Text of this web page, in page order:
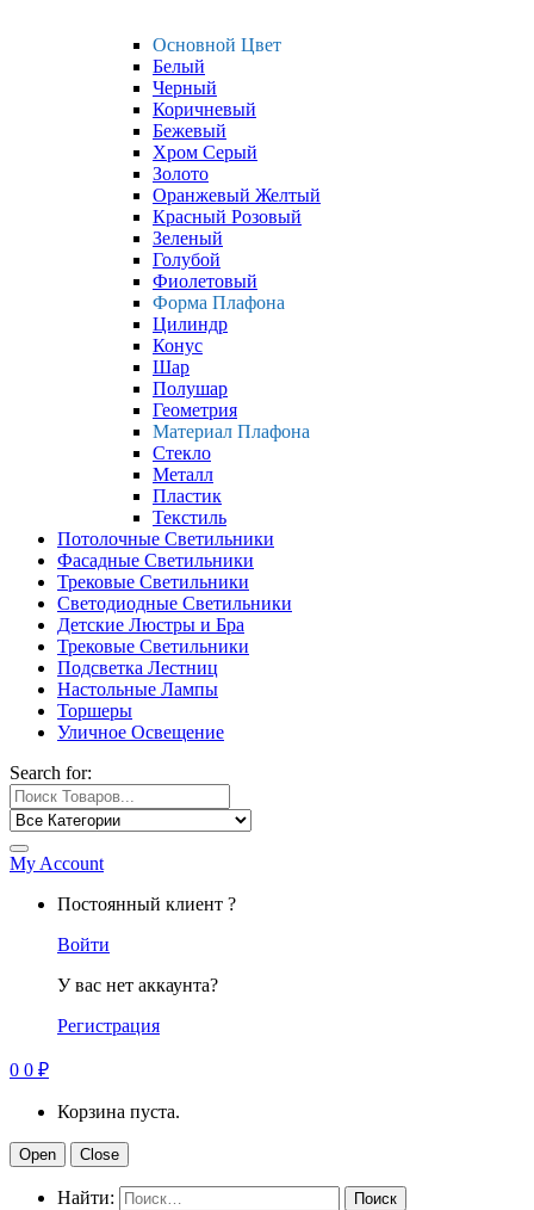
Основной Цвет
Белый
Черный
Коричневый
Бежевый
Хром Серый
Золото
Оранжевый Желтый
Красный Розовый
Зеленый
Голубой
Фиолетовый
Форма Плафона
Цилиндр
Конус
Шар
Полушар
Геометрия
Материал Плафона
Стекло
Металл
Пластик
Текстиль
Потолочные Светильники
Фасадные Светильники
Трековые Светильники
Светодиодные Светильники
Детские Люстры и Бра
Трековые Светильники
Подсветка Лестниц
Настольные Лампы
Торшеры
Уличное Освещение
Search for:
My Account
Постоянный клиент ?
Войти
У вас нет аккаунта?
Регистрация
0 0 ₽
Корзина пуста.
Open Close
Найти: